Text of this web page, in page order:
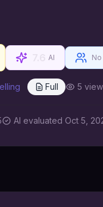
AI
Full 5
AI evaluated Oct 5,